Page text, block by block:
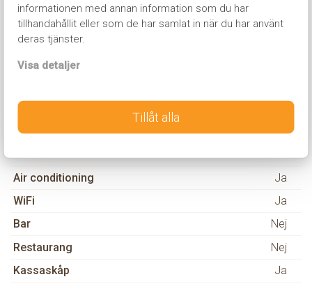
informationen med annan information som du har
tillhandahållit eller som de har samlat in när du har använt
deras tjänster.
Visa detaljer
Tillåt alla
tillgängligt i hela hotellet.
Upplev Prags magi och njut av bekvämligheten på VN48
Suites – Det perfekta boendet för din vistelse i denna
pulserande storstad!
Hotellinformation
Air conditioning
Ja
WiFi
Ja
Bar
Nej
Restaurang
Nej
Kassaskåp
Ja